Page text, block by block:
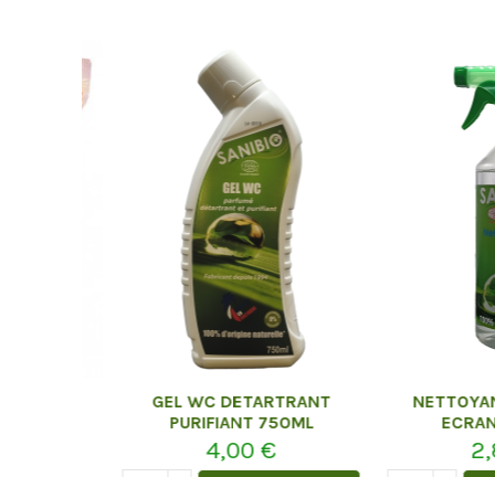
GEL WC DETARTRANT
PURIFIANT 750ML
4,00 €
NETTOYANT